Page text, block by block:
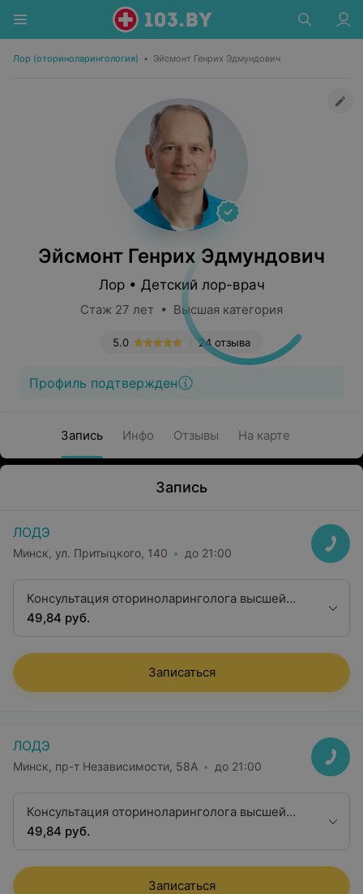
Лор (оториноларингология) • Эйсмонт Генрих Эдмундович
Эйсмонт Генрих Эдмундович
Лор • Детский лор-врач
Стаж 27 лет • Высшая категория
24 отзыва
5.0
Профиль подтвержден
Запись Инфо Отзывы На карте
Запись
ЛОДЭ
Минск, ул. Притыцкого, 140 до 21:00
Консультация оториноларинголога высшей
квалификационной категории
49,84 руб.
Записаться
ЛОДЭ
Минск, пр-т Независимости, 58А до 21:00
Консультация оториноларинголога высшей
квалификационной категории
49,84 руб.
Записаться